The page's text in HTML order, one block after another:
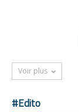
Voir plus
#Edito